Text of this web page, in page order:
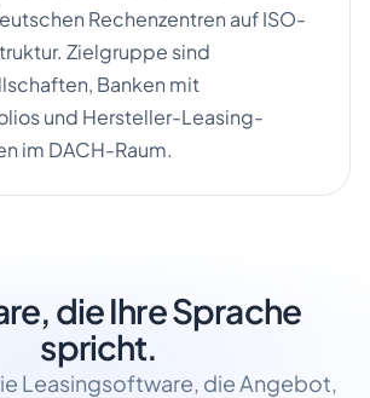
Rechenzentren auf ISO-
Zielgruppe sind
Banken mit
und Hersteller-Leasing-
im DACH-Raum.
die Ihre Sprache
spricht.
Leasingsoftware, die Angebot,